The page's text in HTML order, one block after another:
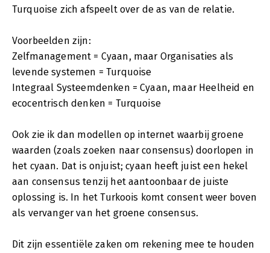
Turquoise zich afspeelt over de as van de relatie.
Voorbeelden zijn:
Zelfmanagement = Cyaan, maar Organisaties als
levende systemen = Turquoise
Integraal Systeemdenken = Cyaan, maar Heelheid en
ecocentrisch denken = Turquoise
Ook zie ik dan modellen op internet waarbij groene
waarden (zoals zoeken naar consensus) doorlopen in
het cyaan. Dat is onjuist; cyaan heeft juist een hekel
aan consensus tenzij het aantoonbaar de juiste
oplossing is. In het Turkoois komt consent weer boven
als vervanger van het groene consensus.
Dit zijn essentiële zaken om rekening mee te houden